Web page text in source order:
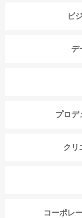
ビ
デ
プロデ
クリ
コーポレ